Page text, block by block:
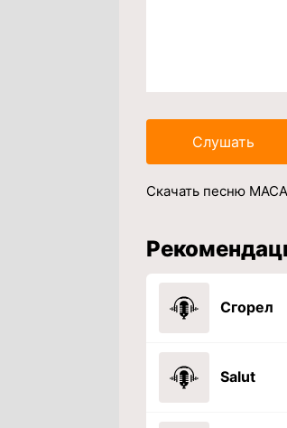
Слушать
Скачать песню
Сгорел
Salut